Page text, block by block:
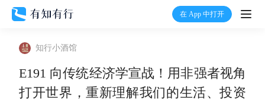
在 App 中打开
打
有知
知行小酒馆
E191 向传统经济学宣战！用非强者视角
打开世界，重新理解我们的生活、投资